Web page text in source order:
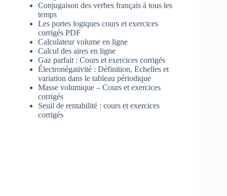
Conjugaison des verbes français à tous les
temps
Les portes logiques cours et exercices
corrigés PDF
Calculateur volume en ligne
Calcul des aires en ligne
Gaz parfait : Cours et exercices corrigés
Électronégativité : Définition, Echelles et
variation dans le tableau périodique
Masse volumique – Cours et exercices
corrigés
Seuil de rentabilité : cours et exercices
corrigés